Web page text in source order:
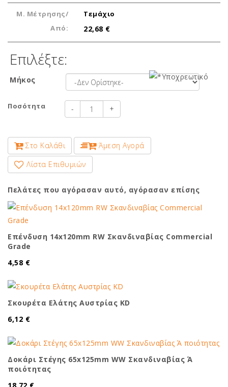
Μ. Μέτρησης/
Τεμάχιο
Από:
22,68 €
Επιλέξτε:
Μήκος
Ποσότητα - +
Στο Καλάθι
Άμεση Αγορά
Λίστα Επιθυμιών
Πελάτες που αγόρασαν αυτό, αγόρασαν επίσης
Επένδυση 14x120mm RW Σκανδιναβίας Commercial
Grade
4,58 €
Σκουρέτα Ελάτης Αυστρίας KD
6,12 €
Δοκάρι Στέγης 65x125mm WW Σκανδιναβίας Ά
ποιότητας
18,72 €